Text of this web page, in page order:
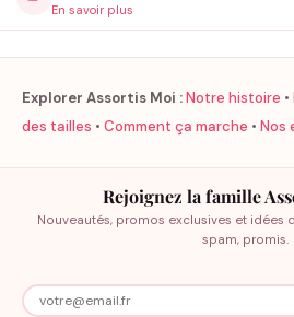
En savoir plus
Explorer Assortis Moi :Notre histoire •
des tailles • Comment ça marche • Nos
Rejoignez la famille
Nouveautés, promos exclusives et idées
spam, promis.